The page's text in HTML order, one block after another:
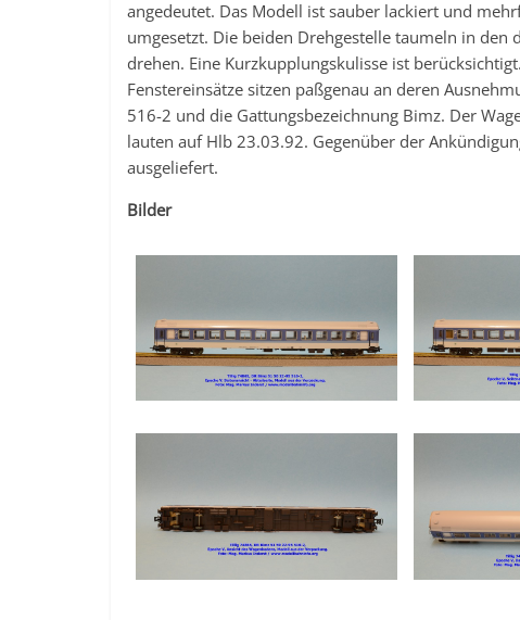
angedeutet. Das Modell ist sauber lackiert und
umgesetzt. Die beiden Drehgestelle taumeln in
drehen. Eine Kurzkupplungskulisse ist
Fenstereinsätze sitzen paßgenau an deren
516-2 und die Gattungsbezeichnung Bimz. Der
lauten auf Hlb 23.03.92. Gegenüber der
ausgeliefert.
Bilder